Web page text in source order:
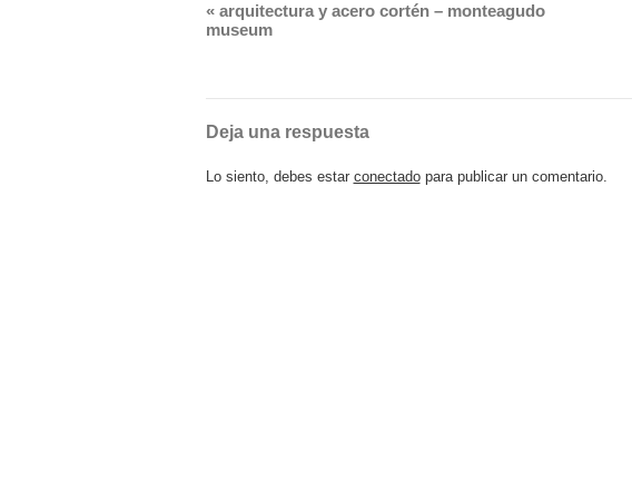
«arquitectura y acero cortén – monteagudo
museum
Deja una respuesta
Lo siento, debes estar conectadopara publicar un comentario.